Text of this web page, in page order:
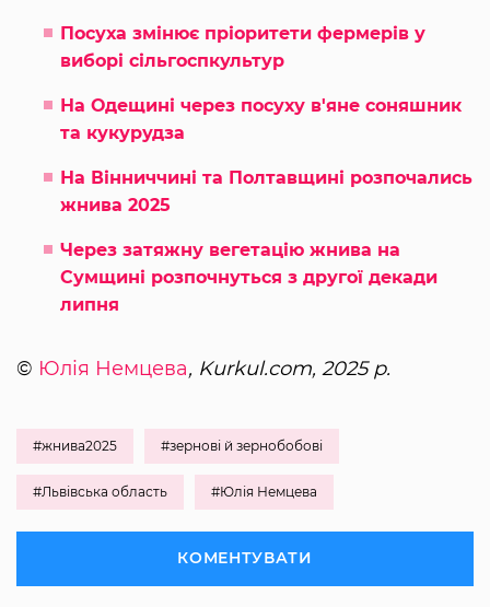
Посуха змінює пріоритети фермерів у
виборі сільгоспкультур
На Одещині через посуху в'яне соняшник
та кукурудза
На Вінниччині та Полтавщині розпочались
жнива 2025
Через затяжну вегетацію жнива на
Сумщині розпочнуться з другої декади
липня
© Юлія Немцева, Kurkul.com, 2025 р.
#жнива2025 #зернові й зернобобові
#Львівська область #Юлія Немцева
КОМЕНТУВАТИ